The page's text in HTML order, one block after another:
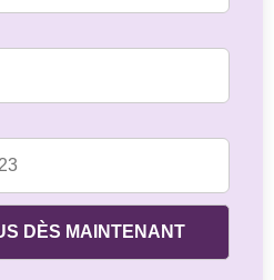
DÈS MAINTENANT